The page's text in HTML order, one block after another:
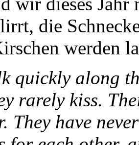
die
werden
quickly along
rarely kiss.
They have